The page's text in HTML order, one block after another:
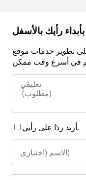
رأيك بالأسفل
على تطوير خدمات موقع
أريد ردًا على رأيي.